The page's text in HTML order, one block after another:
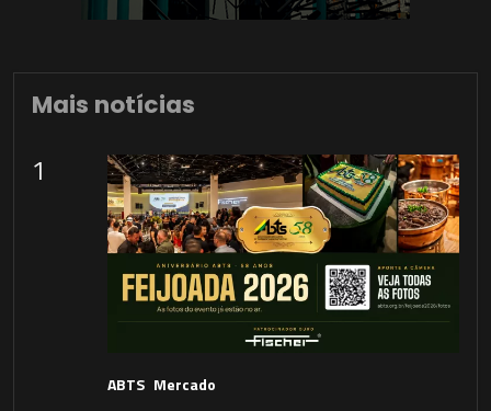
Mais notícias
1
ABTS Mercado